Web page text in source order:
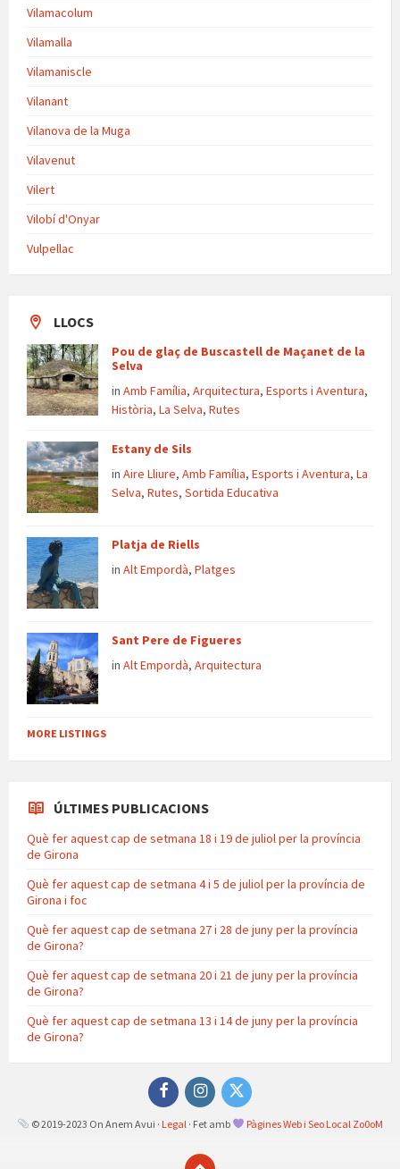
Vilamacolum
Vilamalla
Vilamaniscle
Vilanant
Vilanova de la Muga
Vilavenut
Vilert
Vilobí d'Onyar
Vulpellac
LLOCS
Pou de glaç de Buscastell de Maçanet de la
Selva
in Amb Família, Arquitectura, Esports i Aventura,
Història, La Selva, Rutes
Estany de Sils
in Aire Lliure, Amb Família, Esports i Aventura, La
Selva, Rutes, Sortida Educativa
Platja de Riells
in Alt Empordà, Platges
Sant Pere de Figueres
in Alt Empordà, Arquitectura
MORE LISTINGS
ÚLTIMES PUBLICACIONS
Què fer aquest cap de setmana 18 i 19 de juliol per la província
de Girona
Què fer aquest cap de setmana 4 i 5 de juliol per la província de
Girona i foc
Què fer aquest cap de setmana 27 i 28 de juny per la província
de Girona?
Què fer aquest cap de setmana 20 i 21 de juny per la província
de Girona?
Què fer aquest cap de setmana 13 i 14 de juny per la província
de Girona?
FacebookInstagramTwitter
© 2019-2023 On Anem Avui · Legal · Fet amb Pàgines Web i Seo Local Zo0oM